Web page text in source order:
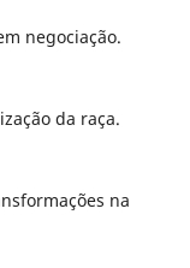
negociação.
da raça.
na